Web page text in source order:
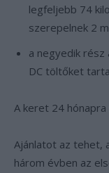
legfeljebb 74
szerepelnek 2
a negyedik
DC töltőket
A keret 24 hónapra
Ajánlatot az tehet,
három évben az